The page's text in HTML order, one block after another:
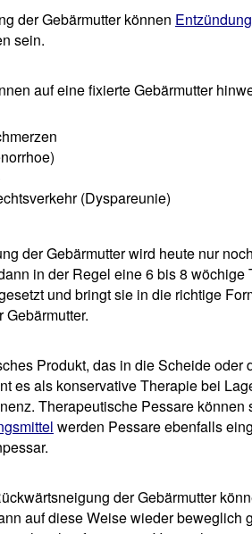
der Gebärmutter können
sein.
auf eine fixierte Gebärmutter
(Dyspareunie)
der Gebärmutter wird heute nur
in der Regel eine 6 bis 8
und bringt sie in die richtige
Produkt, das in die Scheide oder
es als konservative Therapie bei
Therapeutische Pessare
werden Pessare ebenfalls
der Gebärmutter
auf diese Weise wieder beweglich